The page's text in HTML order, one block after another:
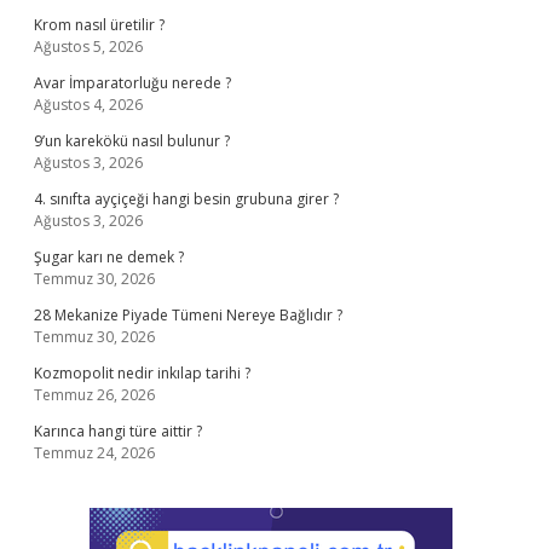
Krom nasıl üretilir ?
Ağustos 5, 2026
Avar İmparatorluğu nerede ?
Ağustos 4, 2026
9’un karekökü nasıl bulunur ?
Ağustos 3, 2026
4. sınıfta ayçiçeği hangi besin grubuna girer ?
Ağustos 3, 2026
Şugar karı ne demek ?
Temmuz 30, 2026
28 Mekanize Piyade Tümeni Nereye Bağlıdır ?
Temmuz 30, 2026
Kozmopolit nedir inkılap tarihi ?
Temmuz 26, 2026
Karınca hangi türe aittir ?
Temmuz 24, 2026